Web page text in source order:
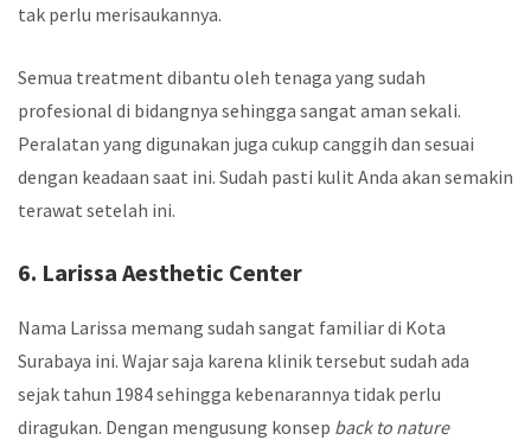
tak perlu merisaukannya.
Semua treatment dibantu oleh tenaga yang sudah
profesional di bidangnya sehingga sangat aman sekali.
Peralatan yang digunakan juga cukup canggih dan sesuai
dengan keadaan saat ini. Sudah pasti kulit Anda akan semakin
terawat setelah ini.
6. Larissa Aesthetic Center
Nama Larissa memang sudah sangat familiar di Kota
Surabaya ini. Wajar saja karena klinik tersebut sudah ada
sejak tahun 1984 sehingga kebenarannya tidak perlu
diragukan. Dengan mengusung konsep back to nature